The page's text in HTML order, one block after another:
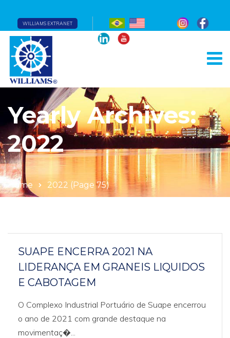
WILLIAMS EXTRANET
Yearly Archives:
2022
Home 2022 (Page 75)
SUAPE ENCERRA 2021 NA
LIDERANÇA EM GRANEIS LIQUIDOS
E CABOTAGEM
O Complexo Industrial Portuário de Suape encerrou
o ano de 2021 com grande destaque na
movimentaç�...